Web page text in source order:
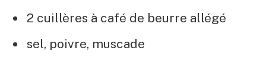
2 cuillères à café de beurre allégé
sel, poivre, muscade